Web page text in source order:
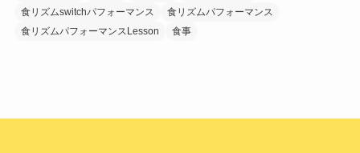
食リズムswitchパフォーマンス
食リズムパフォーマンス
食リズムパフォーマンスLesson
食事